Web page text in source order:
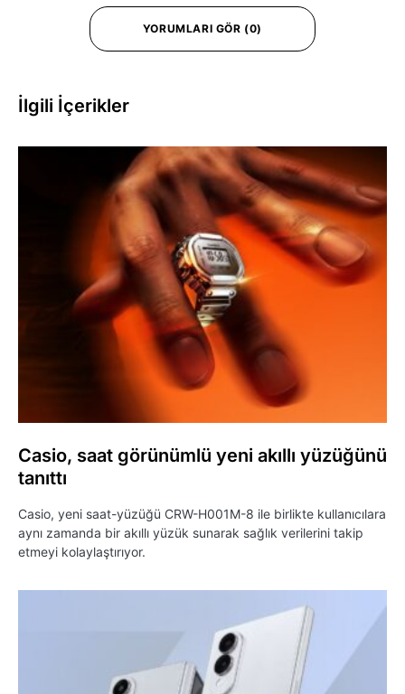
YORUMLARI GÖR (0)
İlgili İçerikler
Casio, saat görünümlü yeni akıllı yüzüğünü
tanıttı
Casio, yeni saat-yüzüğü CRW-H001M-8 ile birlikte kullanıcılara
aynı zamanda bir akıllı yüzük sunarak sağlık verilerini takip
etmeyi kolaylaştırıyor.